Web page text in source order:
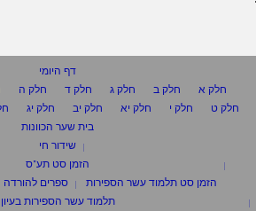
דף היומי
חלק א
חלק ב חלק ג חלק ד חלק ה
חלק ט
חלק י חלק יא חלק יב חלק יג
בית שער הכוונות
שידור חי
הזמן סט תע"ס
הזמן סט תלמוד עשר הספירות
ספרים להורדה
תלמוד עשר הספירות בעיון